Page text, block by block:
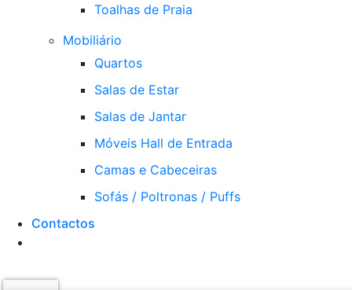
Toalhas de Praia
Mobiliário
Quartos
Salas de Estar
Salas de Jantar
Móveis Hall de Entrada
Camas e Cabeceiras
Sofás / Poltronas / Puffs
Contactos